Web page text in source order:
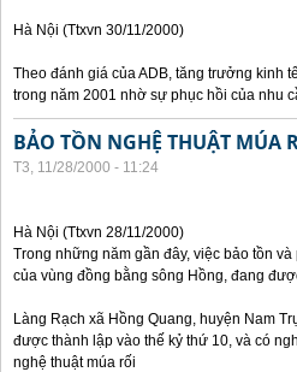
Hà Nội (Ttxvn 30/11/2000)
Theo đánh giá của ADB, tăng trưởng kinh
trong năm 2001 nhờ sự phục hồi của nhu
BẢO TỒN NGHỆ THUẬT MÚA
T3, 11/28/2000 - 11:24
Hà Nội (Ttxvn 28/11/2000)
Trong những năm gần đây, việc bảo tồn
của vùng đồng bằng sông Hồng, đang
Làng Rạch xã Hồng Quang, huyện Nam
được thành lập vào thế kỷ thứ 10, và có
nghệ thuật múa rối